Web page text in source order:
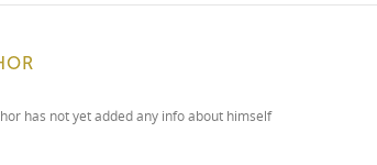
has not yet added any info about himself